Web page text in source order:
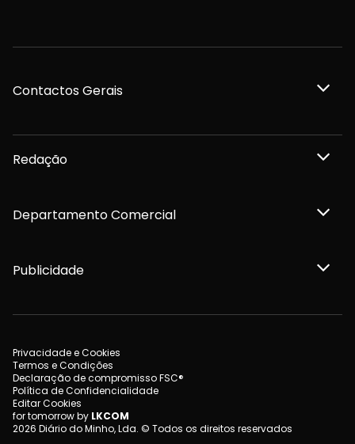
Contactos Gerais
Redação
Departamento Comercial
Publicidade
Privacidade e Cookies
Termos e Condições
Declaração de compromisso FSC®
Política de Confidencialidade
Editar Cookies
for tomorrow by LKCOM
2026 Diário do Minho, Lda. © Todos os direitos reservados